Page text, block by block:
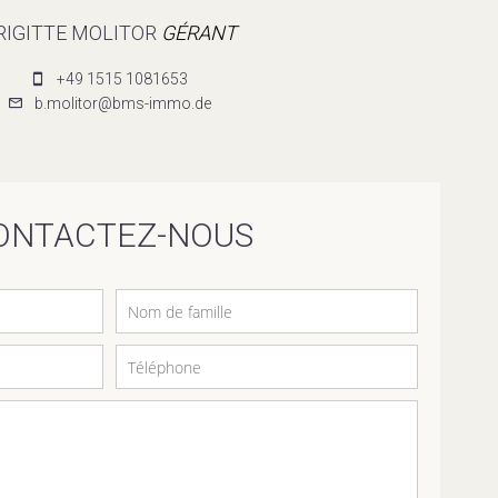
MOLITOR GÉRANT
+49 1515 1081653
b.molitor@bms-immo.de
NOUS